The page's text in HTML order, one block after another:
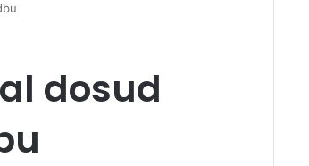
dosud